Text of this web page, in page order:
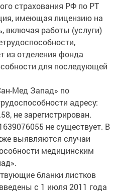
страхования РФ по РТ
имеющая лицензию на
включая работы (услуги)
из отделения фонда
для последующей
Мед Запад» по
адресу:
не зарегистрирован.
не существует. В
выявляются случаи
медицинским
бланки листков
с 1 июля 2011 года